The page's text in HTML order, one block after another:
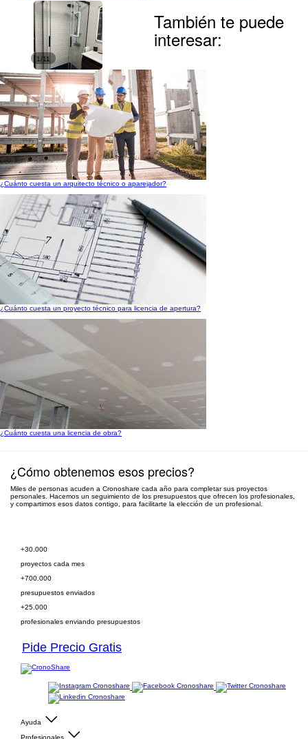
1/11
También te puede
interesar:
¿Cuánto cuesta un arquitecto técnico o aparejador?
¿Cuánto cuesta un proyecto técnico para licencia de apertura?
¿Cuánto cuesta una licencia de obra?
¿Cómo obtenemos esos precios?
Miles de personas acuden a Cronoshare cada año para completar sus proyectos
personales. Hacemos un seguimiento de los presupuestos que ofrecen los profesionales,
y compartimos esos datos contigo, para facilitarte la elección de un profesional.
+30.000
proyectos cada mes
+700.000
presupuestos enviados
+25.000
profesionales enviando presupuestos
Pide Precio Gratis
Ayuda
Profesionales